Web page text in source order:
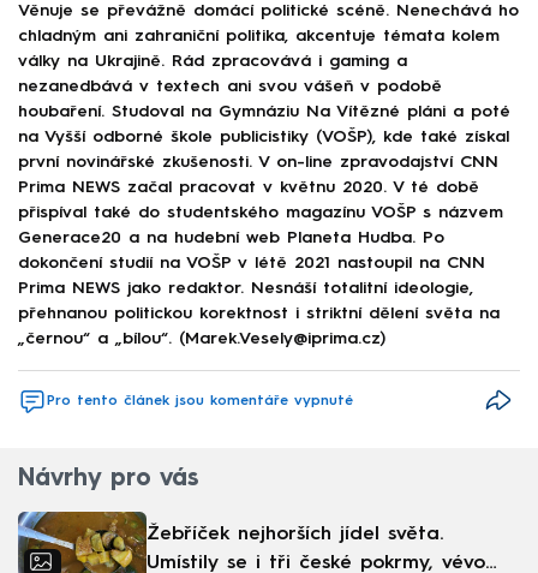
Věnuje se převážně domácí politické scéně. Nenechává ho
chladným ani zahraniční politika, akcentuje témata kolem
války na Ukrajině. Rád zpracovává i gaming a
nezanedbává v textech ani svou vášeň v podobě
houbaření. Studoval na Gymnáziu Na Vítězné pláni a poté
na Vyšší odborné škole publicistiky (VOŠP), kde také získal
první novinářské zkušenosti. V on-line zpravodajství CNN
Prima NEWS začal pracovat v květnu 2020. V té době
přispíval také do studentského magazínu VOŠP s názvem
Generace20 a na hudební web Planeta Hudba. Po
dokončení studií na VOŠP v létě 2021 nastoupil na CNN
Prima NEWS jako redaktor. Nesnáší totalitní ideologie,
přehnanou politickou korektnost i striktní dělení světa na
„černou“ a „bílou“. (Marek.Vesely@iprima.cz)
Pro tento článek jsou komentáře vypnuté
Návrhy pro vás
Žebříček nejhorších jídel světa.
Umístily se i tři české pokrmy, vévodí